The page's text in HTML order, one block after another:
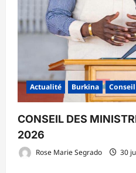
Actualité Burkina
CONSEIL DES
2026
Rose Marie Segrado 30